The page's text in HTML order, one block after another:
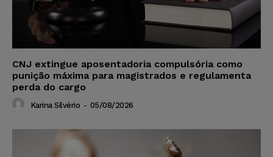
CNJ extingue aposentadoria compulsória como
punição máxima para magistrados e regulamenta
perda do cargo
Karina Silvério - 05/08/2026